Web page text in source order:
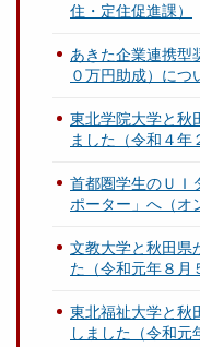
住・定住促進課）
あきた企業連携型
０万円助成）につ
東北学院大学と秋
ました（令和４年
首都圏学生のＵＩ
ポーター」へ（オ
文教大学と秋田県
た（令和元年８月
東北福祉大学と秋
しました（令和元